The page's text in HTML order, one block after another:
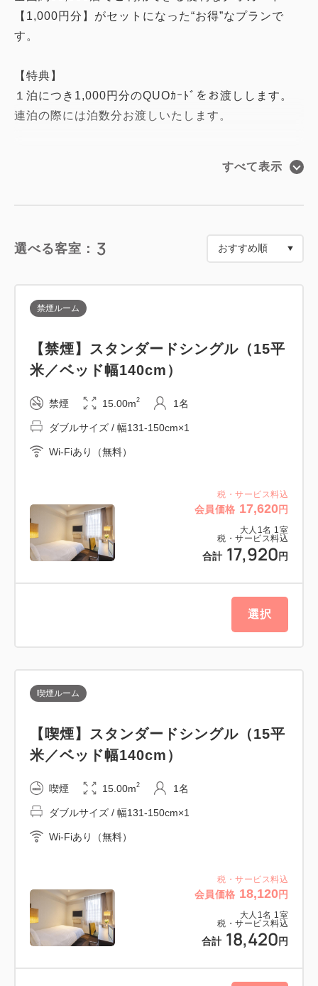
【1,000円分】がセットになった“お得”なプランで
す。
【特典】
１泊につき1,000円分のQUOｶｰﾄﾞをお渡しします。
連泊の際には泊数分お渡しいたします。
〇クオカードの現金への引き換え・返金は致しかねま
━━ご朝食━━
ルなど、
わった朝食をビュッフェスタイルでご用意しておりま
す。
ホテル自慢の朝食をぜひこの機会にご賞味ください！
【店舗詳細】
1階ボンサルーテカフェ
（状況に応じてメニューの変更ならびに提供方法の変
更をさせていただく場合がございます。ご了承くださ
いませ。）
■全室にWi-Fi、空気清浄機、携帯電話充電器を標準
■2階に24時間利用可能の宿泊者専用ラウンジあり
・JR山手線、京浜東北線「田町駅」芝浦口より徒歩
約4分
・ゆりかもめ「芝浦ふ頭駅」より徒歩15分
━━ご案内━━
受け取りのみ）にお預かりしております。
【東京都宿泊税】
1名1泊につき下記金額を、チェックインの際に別途
頂戴いたします。
すべて表示
選べる客室： 3
税・サービス料込
会員価格 17,620円
大人 1 名 1 室
税・サービス料込
合計 17,920 円
禁煙ルーム
【禁煙】スタンダードシングル（15平
米／ベッド幅140cm）
禁煙 15.00m2 1名
ダブルサイズ / 幅131-150cm×1
Wi-Fiあり（無料）
選択
税・サービス料込
会員価格 18,120円
大人 1 名 1 室
税・サービス料込
合計 18,420 円
喫煙ルーム
【喫煙】スタンダードシングル（15平
米／ベッド幅140cm）
喫煙 15.00m2 1名
ダブルサイズ / 幅131-150cm×1
Wi-Fiあり（無料）